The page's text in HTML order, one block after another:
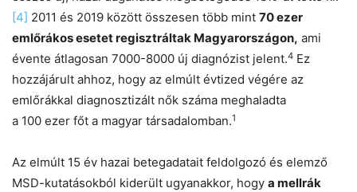
[4] 2011 és 2019 között összesen több mint 70 ezer
emlőrákos esetet regisztráltak Magyarországon, ami
évente átlagosan 7000-8000 új diagnózist jelent.4 Ez
hozzájárult ahhoz, hogy az elmúlt évtized végére az
emlőrákkal diagnosztizált nők száma meghaladta
a 100 ezer főt a magyar társadalomban.1
Az elmúlt 15 év hazai betegadatait feldolgozó és elemző
MSD-kutatásokból kiderült ugyanakkor, hogy a mellrák